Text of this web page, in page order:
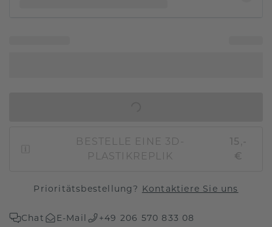
BESTELLE EINE 3D-
PLASTIKREPLIK
15,-
€
Prioritätsbestellung? Kontaktiere Sie uns
Chat E-Mail +49 206 570 833 08